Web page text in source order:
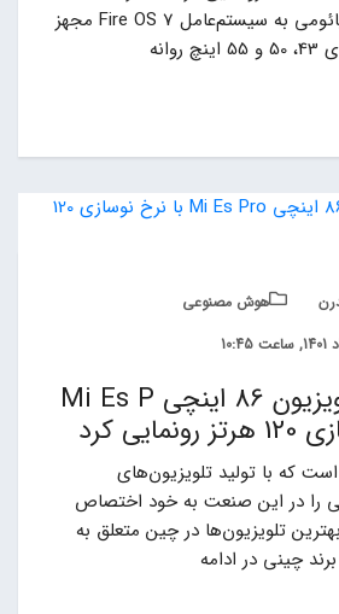
تی‌وی‌های جدید شیائومی به سیستم‌عامل Fire OS 7 مجهز
هوش مصنوعی
شیائومی از تلویزیون 86 اینچی Mi Es P
که با تولید تلویزیون‌های
را در این صنعت به خود اختصاص
تلویزیون‌ها در چین متعلق به
چینی در ادامه